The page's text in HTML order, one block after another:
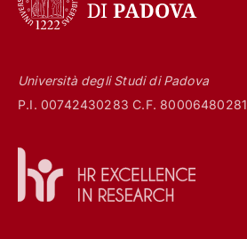
Università degli Studi di Padova
P.I. 00742430283 C.F. 80006480281